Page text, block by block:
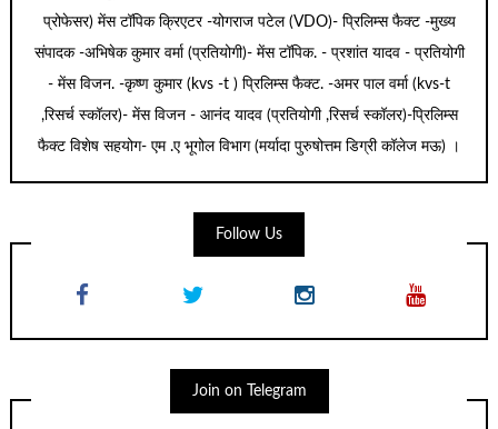
प्रोफेसर) मेंस टॉपिक क्रिएटर -योगराज पटेल (VDO)- प्रिलिम्स फैक्ट -मुख्य
संपादक -अभिषेक कुमार वर्मा (प्रतियोगी)- मेंस टॉपिक. - प्रशांत यादव - प्रतियोगी
- मेंस विजन. -कृष्ण कुमार (kvs -t ) प्रिलिम्स फैक्ट. -अमर पाल वर्मा (kvs-t
,रिसर्च स्कॉलर)- मेंस विजन - आनंद यादव (प्रतियोगी ,रिसर्च स्कॉलर)-प्रिलिम्स
फैक्ट विशेष सहयोग- एम .ए भूगोल विभाग (मर्यादा पुरुषोत्तम डिग्री कॉलेज मऊ) ।
Follow Us
Join on Telegram